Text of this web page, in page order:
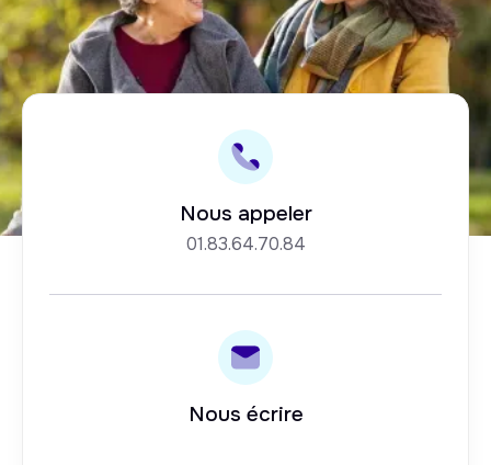
Nous appeler
01.83.64.70.84
Nous écrire